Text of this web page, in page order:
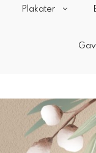
Plakater